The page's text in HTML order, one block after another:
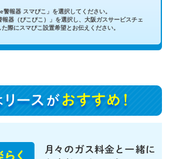
報器 スマぴこ」を選択してください。
器（ぴこぴこ）」を選択し、大阪ガスサービスチェ
際にスマぴこ設置希望とお伝えください。